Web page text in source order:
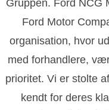
Gruppen. Ford NCG
Ford Motor
organisation, hvor
med forhandlere,
prioritet. Vi er stolte
kendt for deres